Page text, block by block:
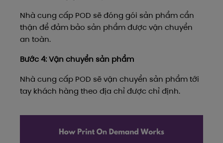
Nhà cung cấp POD sẽ đóng gói sản phẩm cẩn
thận để đảm bảo sản phẩm được vận chuyển
an toàn.
Bước 4: Vận chuyển sản phẩm
Nhà cung cấp POD sẽ vận chuyển sản phẩm tới
tay khách hàng theo địa chỉ được chỉ định.